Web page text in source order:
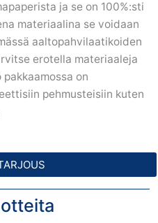
ja se on 100%:sti
materiaalina se voidaan
aaltopahvilaatikoiden
erotella materiaaleja
on
pehmusteisiin kuten